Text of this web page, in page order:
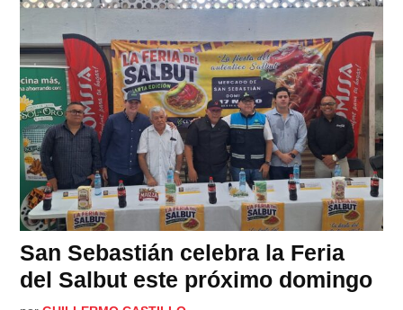
San Sebastián celebra la Feria
del Salbut este próximo domingo